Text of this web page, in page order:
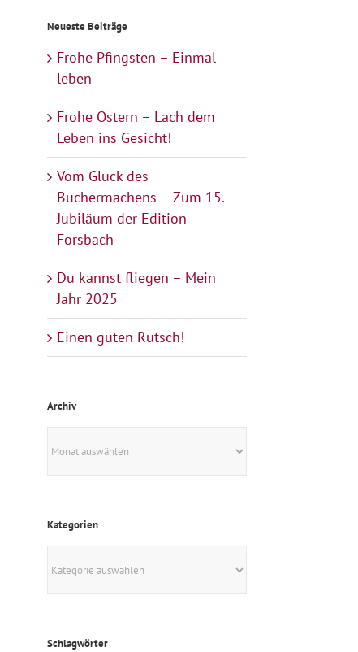
Neueste Beiträge
Frohe Pfingsten – Einmal
leben
Frohe Ostern – Lach dem
Leben ins Gesicht!
Vom Glück des
Büchermachens – Zum 15.
Jubiläum der Edition
Forsbach
Du kannst fliegen – Mein
Jahr 2025
Einen guten Rutsch!
Archiv
Kategorien
Schlagwörter